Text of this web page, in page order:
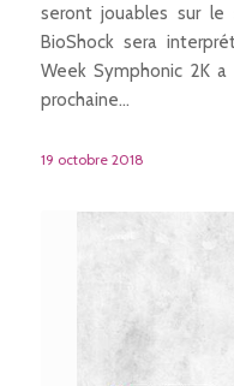
seront jouables sur
BioShock sera
Week Symphonic 2K
prochaine…
19 octobre 2018